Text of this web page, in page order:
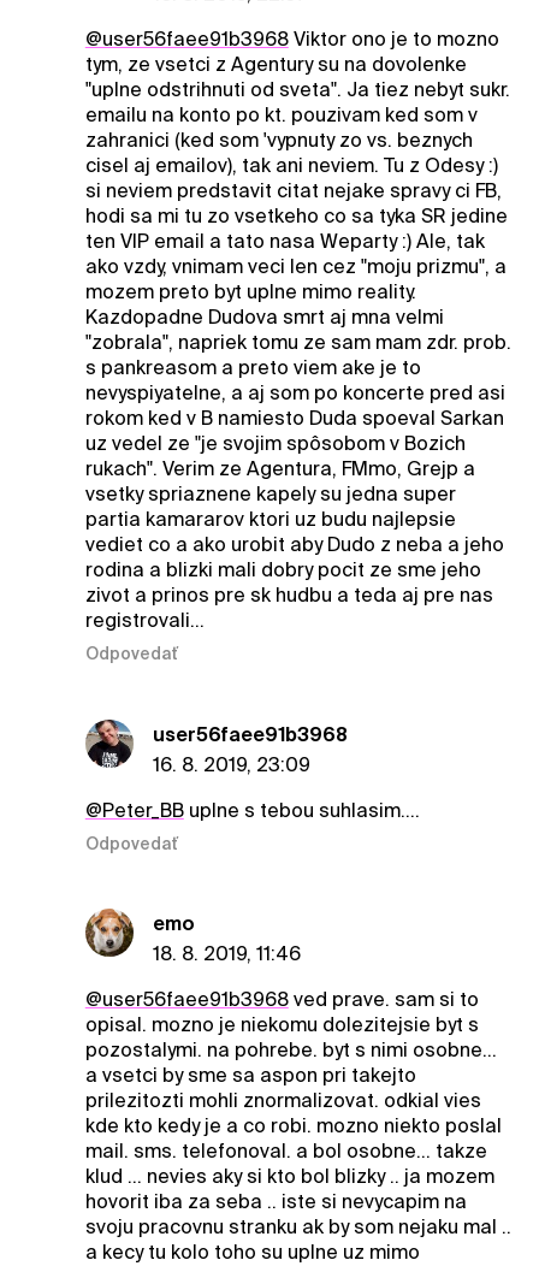
@user56faee91b3968Viktor ono je to mozno
tym, ze vsetci z Agentury su na dovolenke
"uplne odstrihnuti od sveta". Ja tiez nebyt sukr.
emailu na konto po kt. pouzivam ked som v
zahranici (ked som 'vypnuty zo vs. beznych
cisel aj emailov), tak ani neviem. Tu z Odesy :)
si neviem predstavit citat nejake spravy ci FB,
hodi sa mi tu zo vsetkeho co sa tyka SR jedine
ten VIP email a tato nasa Weparty :) Ale, tak
ako vzdy, vnimam veci len cez "moju prizmu", a
mozem preto byt uplne mimo reality.
Kazdopadne Dudova smrt aj mna velmi
"zobrala", napriek tomu ze sam mam zdr. prob.
s pankreasom a preto viem ake je to
nevyspiyatelne, a aj som po koncerte pred asi
rokom ked v B namiesto Duda spoeval Sarkan
uz vedel ze "je svojim spôsobom v Bozich
rukach". Verim ze Agentura, FMmo, Grejp a
vsetky spriaznene kapely su jedna super
partia kamararov ktori uz budu najlepsie
vediet co a ako urobit aby Dudo z neba a jeho
rodina a blizki mali dobry pocit ze sme jeho
zivot a prinos pre sk hudbu a teda aj pre nas
registrovali...
Odpovedať
user56faee91b3968
16. 8. 2019, 23:09
@Peter_BBuplne s tebou suhlasim....
Odpovedať
emo
18. 8. 2019, 11:46
@user56faee91b3968ved prave. sam si to
opisal. mozno je niekomu dolezitejsie byt s
pozostalymi. na pohrebe. byt s nimi osobne...
a vsetci by sme sa aspon pri takejto
prilezitozti mohli znormalizovat. odkial vies
kde kto kedy je a co robi. mozno niekto poslal
mail. sms. telefonoval. a bol osobne... takze
klud ... nevies aky si kto bol blizky .. ja mozem
hovorit iba za seba .. iste si nevycapim na
svoju pracovnu stranku ak by som nejaku mal ..
a kecy tu kolo toho su uplne uz mimo